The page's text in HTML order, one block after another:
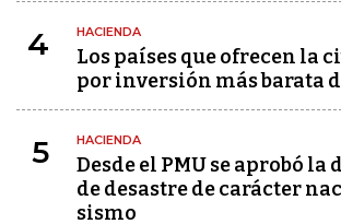
4 HACIENDA
Los países que ofrecen la
por inversión más barata
5 HACIENDA
Desde el PMU se aprobó
de desastre de carácter
sismo